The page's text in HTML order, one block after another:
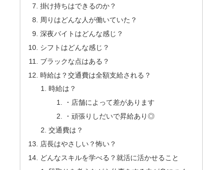
掛け持ちはできるのか？
周りはどんな人が働いていた？
深夜バイトはどんな感じ？
シフトはどんな感じ？
ブラックな点はある？
時給は？交通費は全額支給される？
時給は？
・店舗によって差があります
・頑張りしだいで昇給あり◎
交通費は？
店長はやさしい？怖い？
どんなスキルを学べる？就活に活かせること